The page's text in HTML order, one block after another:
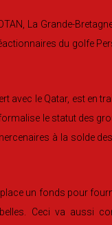
La Grande-
du golfe
avec le Qatar, est en
le statut des
à la solde
un fonds pour
Ceci va aussi